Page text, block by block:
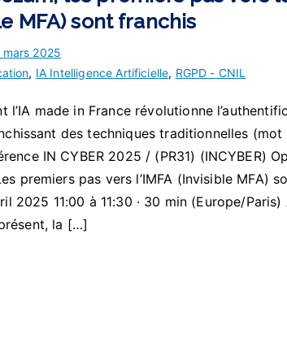
MFA) sont franchis
mars 2025
, IA Intelligence Artificielle, RGPD - CNIL
l’IA made in France révolutionne
des techniques traditionnelles (mot
IN CYBER 2025 / (PR31) (INCYBER)
premiers pas vers l’IMFA (Invisible MFA)
2025 11:00 à 11:30 · 30 min (Europe/Paris)
la […]